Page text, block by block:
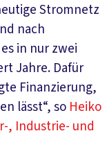
Stromnetz
nach
in nur zwei
Jahre. Dafür
Finanzierung,
lässt“, so Heiko
, Industrie- und